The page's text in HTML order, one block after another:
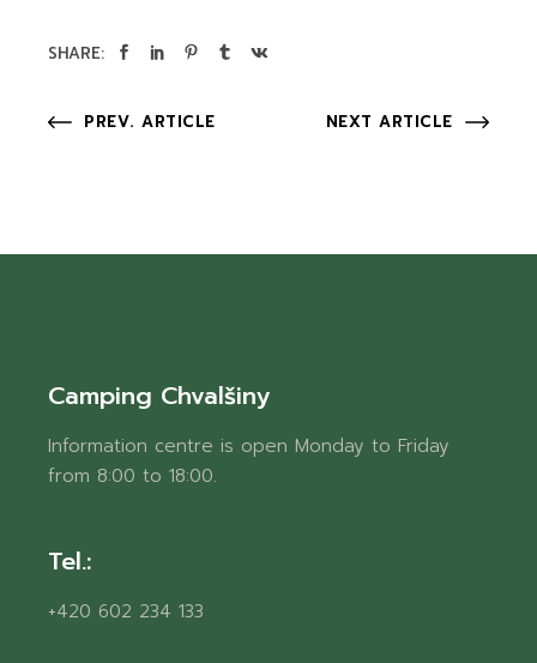
SHARE:
PREV. ARTICLE NEXT ARTICLE
Camping Chvalšiny
Information centre is open Monday to Friday
from 8:00 to 18:00.
Tel.:
+420 602 234 133